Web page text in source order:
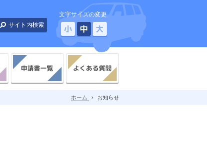
文字サイズの変更
小 中 大
申請書一覧 よくある質問
ホーム › お知らせ